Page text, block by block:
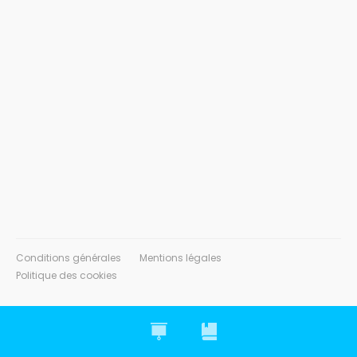
Conditions générales
Mentions légales
Politique des cookies